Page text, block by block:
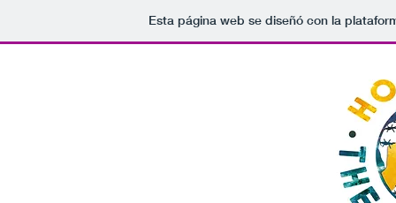
Esta página web se diseñó con la